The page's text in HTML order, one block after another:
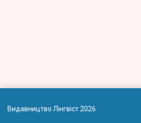
Видавництво Лінгвіст 2026